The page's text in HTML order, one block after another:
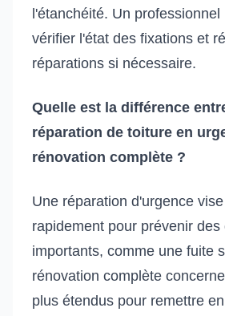
l'étanchéité. Un
vérifier l'état des fixations et
réparations si nécessaire.
Quelle est la différence
réparation de toiture en
rénovation complète ?
Une réparation d'urgence
rapidement pour prévenir
importants, comme une fuite
rénovation complète
plus étendus pour remettre